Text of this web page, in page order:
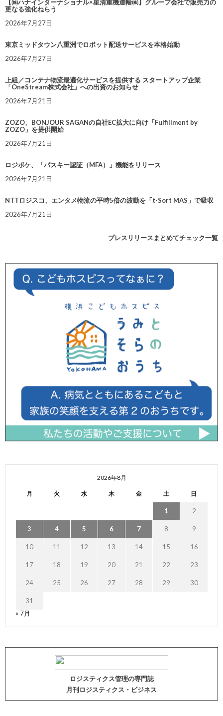
【㈱ハナインターナショナル×星清重機運輸㈱】グループ会社で販売力の
更なる強化ねらう
2026年7月27日
東京ミッドタウン八重洲でロボット配送サービスを本格始動
2026年7月27日
上組／コンテナ物流最適化サービスを提供する スタートアップ企業
「OneStream株式会社」への出資のお知らせ
2026年7月21日
ZOZO、BONJOUR SAGANの自社EC拡大に向け「Fulfillment by
ZOZO」を提供開始
2026年7月21日
ロジポケ、「パスキー認証（MFA）」機能をリリース
2026年7月21日
NTTロジスコ、エンタメ物流の平時5倍の波動を「t-Sort MAS」で吸収
2026年7月21日
プレスリリースまとめてチェック一覧
2026年8月
月 火 水 木 金 土 日
1 2
3 4 5 6 7 8 9
10 11 12 13 14 15 16
17 18 19 20 21 22 23
24 25 26 27 28 29 30
31
« 7月
ロジスティクス管理の専門誌
月刊ロジスティクス・ビジネス